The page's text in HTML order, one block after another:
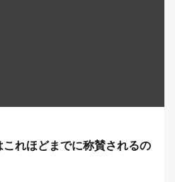
れほどまでに称賛されるの